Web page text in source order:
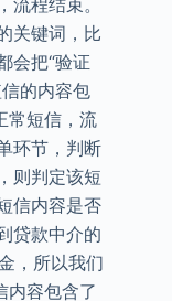
程结束。
关键词，比
会把“验证
的内容包
常短信，流
环节，判断
则判定该短
信内容是否
贷款中介的
，所以我们
内容包含了